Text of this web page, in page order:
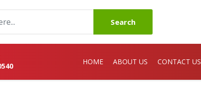
Search
HOME ABOUT US CONTACT US